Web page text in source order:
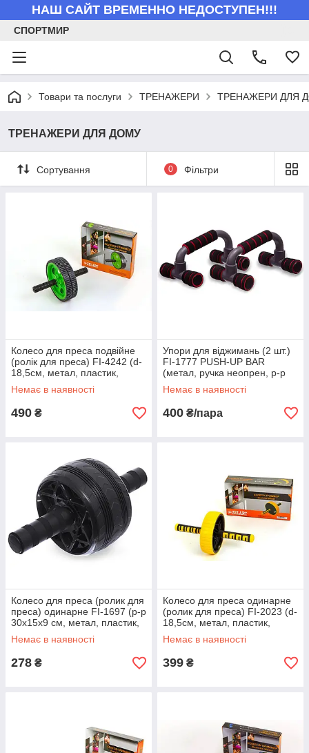
НАШ САЙТ ВРЕМЕННО НЕДОСТУПЕН!!!
СПОРТМИР
Товари та послуги ТРЕНАЖЕРИ ТРЕНАЖЕРИ ДЛЯ
ТРЕНАЖЕРИ ДЛЯ ДОМУ
Сортування 0 Фільтри
Колесо для преса подвійне
(ролік для преса) FI-4242 (d-
18,5cм, метал, пластик,
ручка-різина)
Немає в наявності
490 ₴
Упори для віджимань (2 шт.)
FI-1777 PUSH-UP BAR
(метал, ручка неопрен, р-р
12x23см)
Немає в наявності
400 ₴/пара
Колесо для преса (ролик для
преса) одинарне FI-1697 (р-р
30х15х9 см, метал, пластик,
ручка-гума)
Немає в наявності
278 ₴
Колесо для преса одинарне
(ролик для преса) FI-2023 (d-
18,5см, метал, пластик,
ручка-пластик)
Немає в наявності
399 ₴